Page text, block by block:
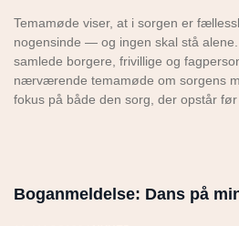
Temamøde viser, at i sorgen er
nogensinde — og ingen skal stå
samlede borgere, frivillige og
nærværende temamøde om sorgens
fokus på både den sorg, der opstår
Boganmeldelse: Dans på